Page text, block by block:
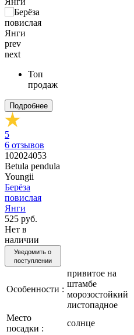
prev
next
Топ
продаж
Подробнее
5
6 отзывов
102024053
Betula pendula
Youngii
Берёза
повислая
Янги
525 руб.
Нет в
наличии
Уведомить о
поступлении
Особенности :
привитое на
штамбе
морозостойкий
листопадное
Место
посадки :
солнце